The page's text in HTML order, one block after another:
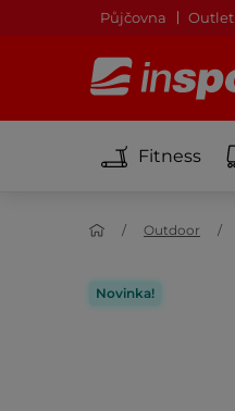
Půjčovna Outlet
Fitness
Outdoor
Novinka!